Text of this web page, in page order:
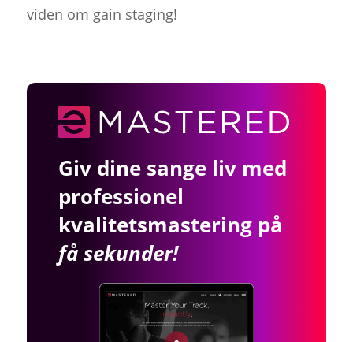
viden om gain staging!
Giv dine sange liv med
professionel
kvalitetsmastering på
få sekunder!